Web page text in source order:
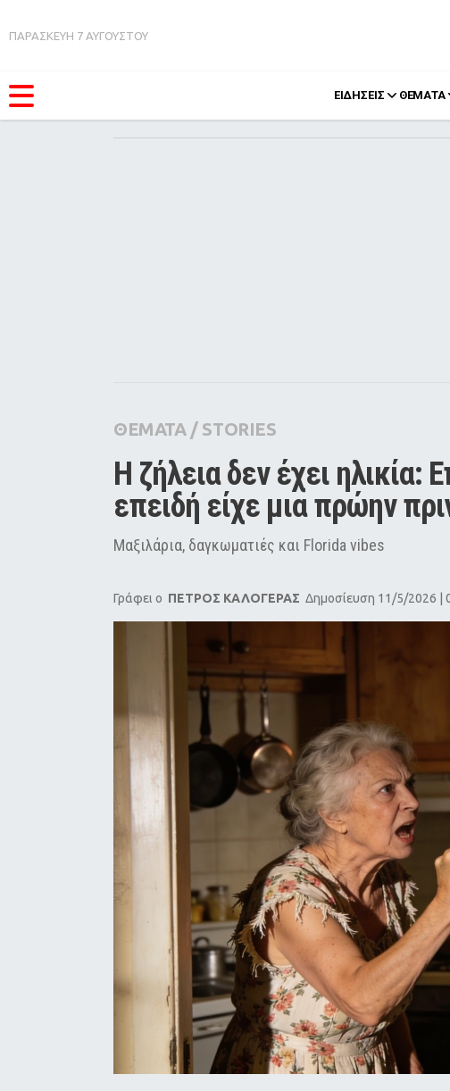
ΠΑΡΑΣΚΕΥΗ 7 ΑΥΓΟΥΣΤΟΥ
ΕΙΔΗΣΕΙΣ ΘΕΜΑΤΑ
Pop Culture
Agenda
ΘΕΜΑΤΑ/ STORIES
Η ζήλεια δεν έχει ηλικία:
επειδή είχε μια πρώην
Μαξιλάρια, δαγκωματιές και Florida vibes
Γράφει ο ΠΕΤΡΟΣ ΚΑΛΟΓΕΡΑΣ Δημοσίευση 11/5/2026 |